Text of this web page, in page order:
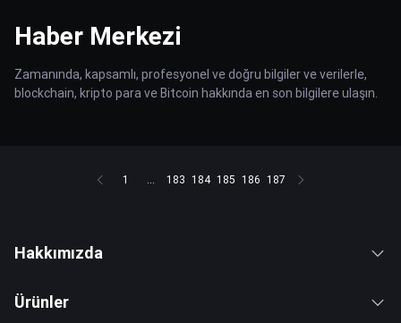
Haber Merkezi
Zamanında, kapsamlı, profesyonel ve doğru bilgiler ve verilerle,
blockchain, kripto para ve Bitcoin hakkında en son bilgilere ulaşın.
1 ... 183 184 185 186 187
Hakkımızda
Ürünler